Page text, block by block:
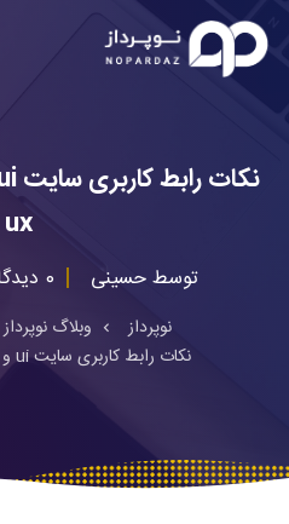
ux
توسطحسینی 0 دیدگاه
نوپرداز وبلاگ نوپرداز
نکات رابط کاربری سایت ui و تجربه کاربری سایت ux